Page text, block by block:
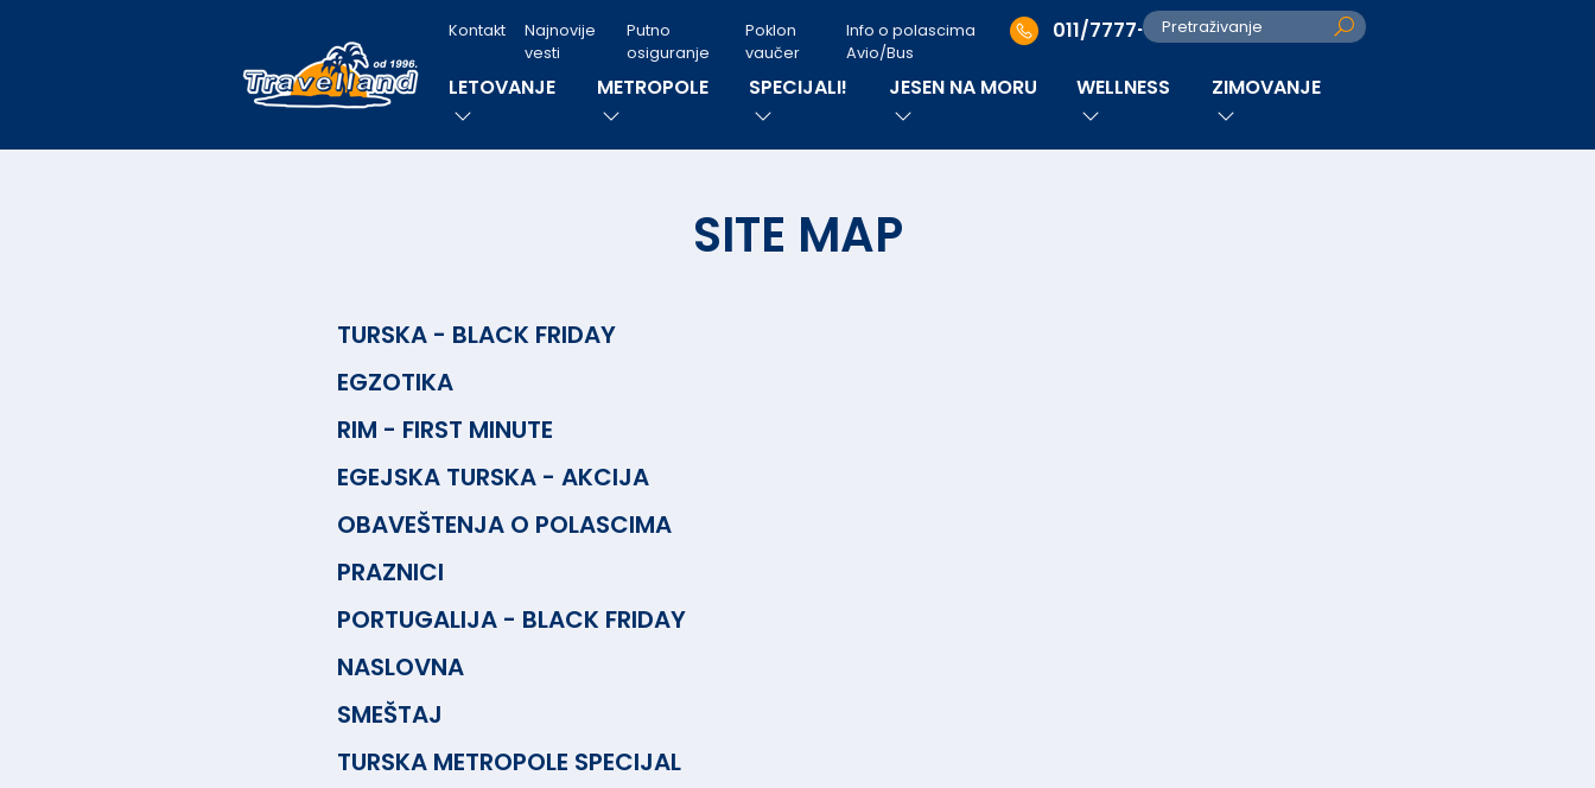
Pretraživanje
Kontakt
Najnovije
vesti
Putno
osiguranje
Poklon
vaučer
Info o polascima
Avio/Bus
011/7777-280
LETOVANJE METROPOLE SPECIJALI! JESEN NA MORU WELLNESS ZIMOVANJE
SITE MAP
TURSKA - BLACK FRIDAY
EGZOTIKA
RIM - FIRST MINUTE
EGEJSKA TURSKA - AKCIJA
OBAVEŠTENJA O POLASCIMA
PRAZNICI
PORTUGALIJA - BLACK FRIDAY
NASLOVNA
SMEŠTAJ
TURSKA METROPOLE SPECIJAL